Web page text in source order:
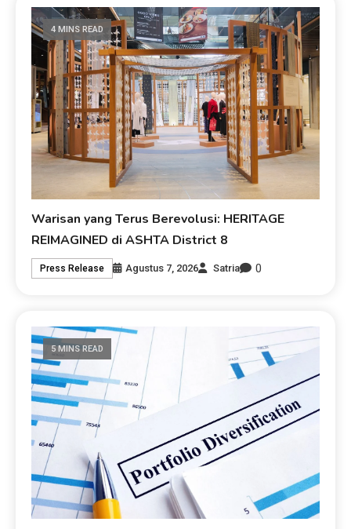
4 MINS READ
Warisan yang Terus Berevolusi: HERITAGE
REIMAGINED di ASHTA District 8
Press Release Agustus 7, 2026 Satria 0
5 MINS READ